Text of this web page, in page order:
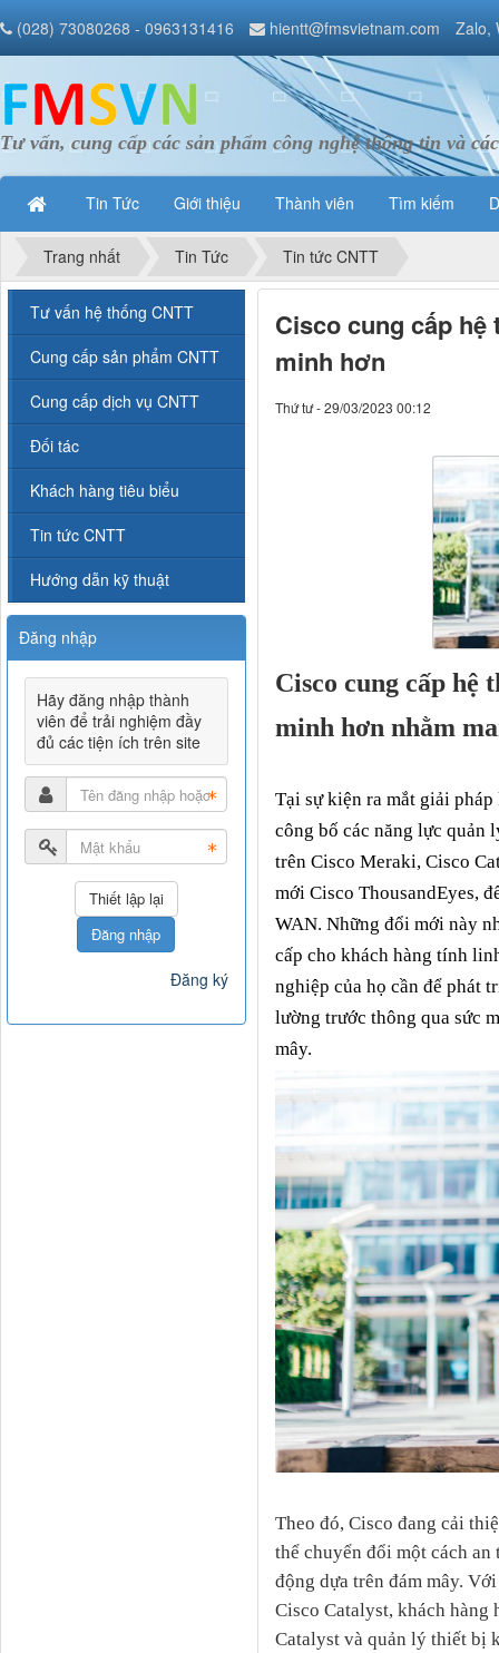
(028) 73080268 - 0963131416 hientt@fmsvietnam.com Zalo,
Tư vấn, cung cấp các sản phẩm công nghệ thông tin và
Tin Tức Giới thiệu Thành viên Tìm kiếm
Trang nhất Tin Tức Tin tức CNTT
Cisco cung cấp
minh hơn
Thứ tư - 29/03/2023 00:12
Cisco cung cấp hệ
minh hơn nhằm
Tại sự kiện ra mắt giải
công bố các năng lực quản
trên Cisco Meraki, Cisco
mới Cisco ThousandEyes,
WAN. Những đổi mới này
cấp cho khách hàng tính
nghiệp của họ cần để phát
lường trước thông qua sức
mây.
Theo đó, Cisco đang cải
thể chuyển đổi một cách
động dựa trên đám mây.
Cisco Catalyst, khách hàng
Catalyst và quản lý thiết bị
Tư vấn hệ thống CNTT
Cung cấp sản phẩm CNTT
Cung cấp dịch vụ CNTT
Đối tác
Khách hàng tiêu biểu
Tin tức CNTT
Hướng dẫn kỹ thuật
Đăng nhập
Hãy đăng nhập thành
viên để trải nghiệm đầy
đủ các tiện ích trên site
Đăng nhập
Đăng ký